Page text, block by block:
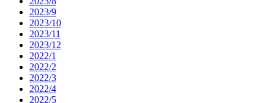
2023/9
2023/10
2023/11
2023/12
2022/1
2022/2
2022/3
2022/4
2022/5